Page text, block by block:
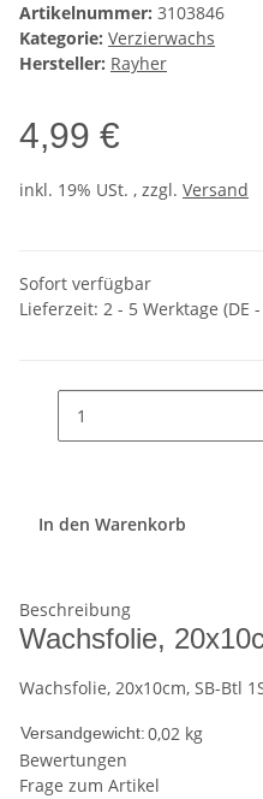
Artikelnummer: 3103846
Kategorie: Verzierwachs
Hersteller: Rayher
4,99 €
inkl. 19% USt. , zzgl. Versand
Sofort verfügbar
Lieferzeit: 2 - 5 Werktage (DE
In den Warenkorb
Beschreibung
Wachsfolie,
Wachsfolie, 20x10cm, SB-Btl
Versandgewicht:0,02 kg
Bewertungen
Frage zum Artikel